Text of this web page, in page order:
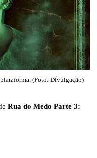
(Foto: Divulgação)
Rua do Medo Parte 3: